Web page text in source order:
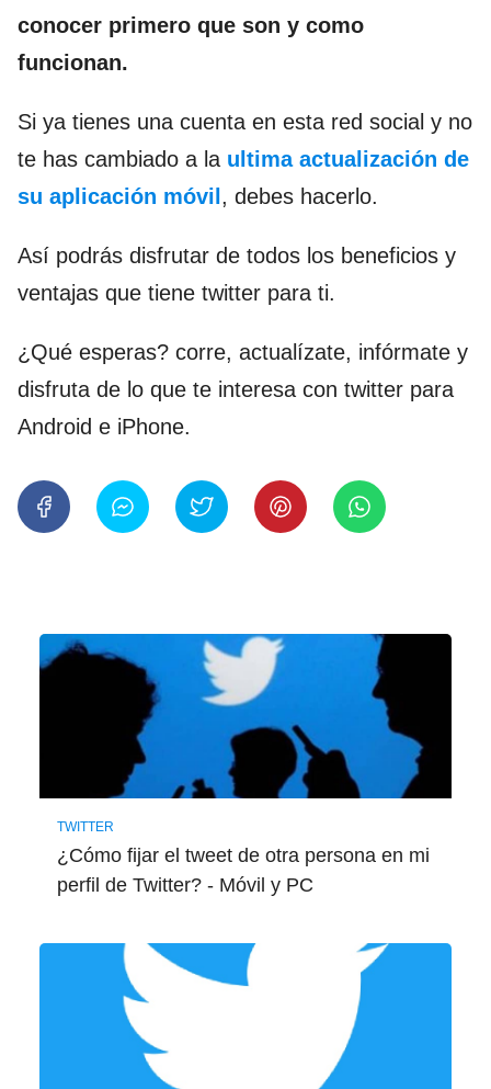
conocer primero que son y como
funcionan.
Si ya tienes una cuenta en esta red social y no
te has cambiado a la ultima actualización de
su aplicación móvil , debes hacerlo.
Así podrás disfrutar de todos los beneficios y
ventajas que tiene twitter para ti.
¿Qué esperas? corre, actualízate, infórmate y
disfruta de lo que te interesa con twitter para
Android e iPhone.
TWITTER
¿Cómo fijar el tweet de otra persona en mi
perfil de Twitter? - Móvil y PC